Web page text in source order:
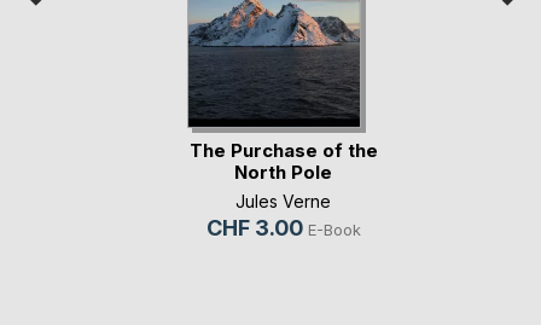
The Purchase of the
North Pole
Jules Verne
CHF 3.00 E-Book